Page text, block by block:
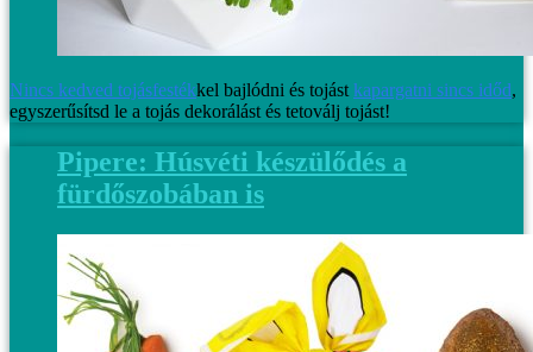
Nincs kedved tojásfestékkel bajlódni és tojást kapargatni sincs időd,
egyszerűsítsd le a tojás dekorálást és tetoválj tojást!
Pipere: Húsvéti készülődés a
fürdőszobában is